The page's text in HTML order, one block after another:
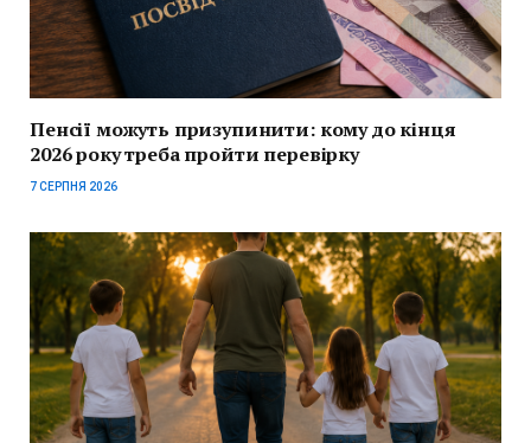
Пенсії можуть призупинити: кому до кінця
2026 року треба пройти перевірку
7 СЕРПНЯ 2026